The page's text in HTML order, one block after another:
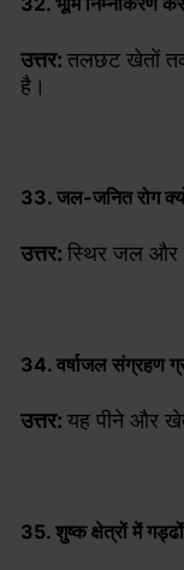
उत्तर: तलछट खेतों तक
है।
33. जल-जनित रोग
उत्तर: स्थिर जल और
34. वर्षाजल संग्रहण
उत्तर: यह पीने और
35. शुष्क क्षेत्रों में